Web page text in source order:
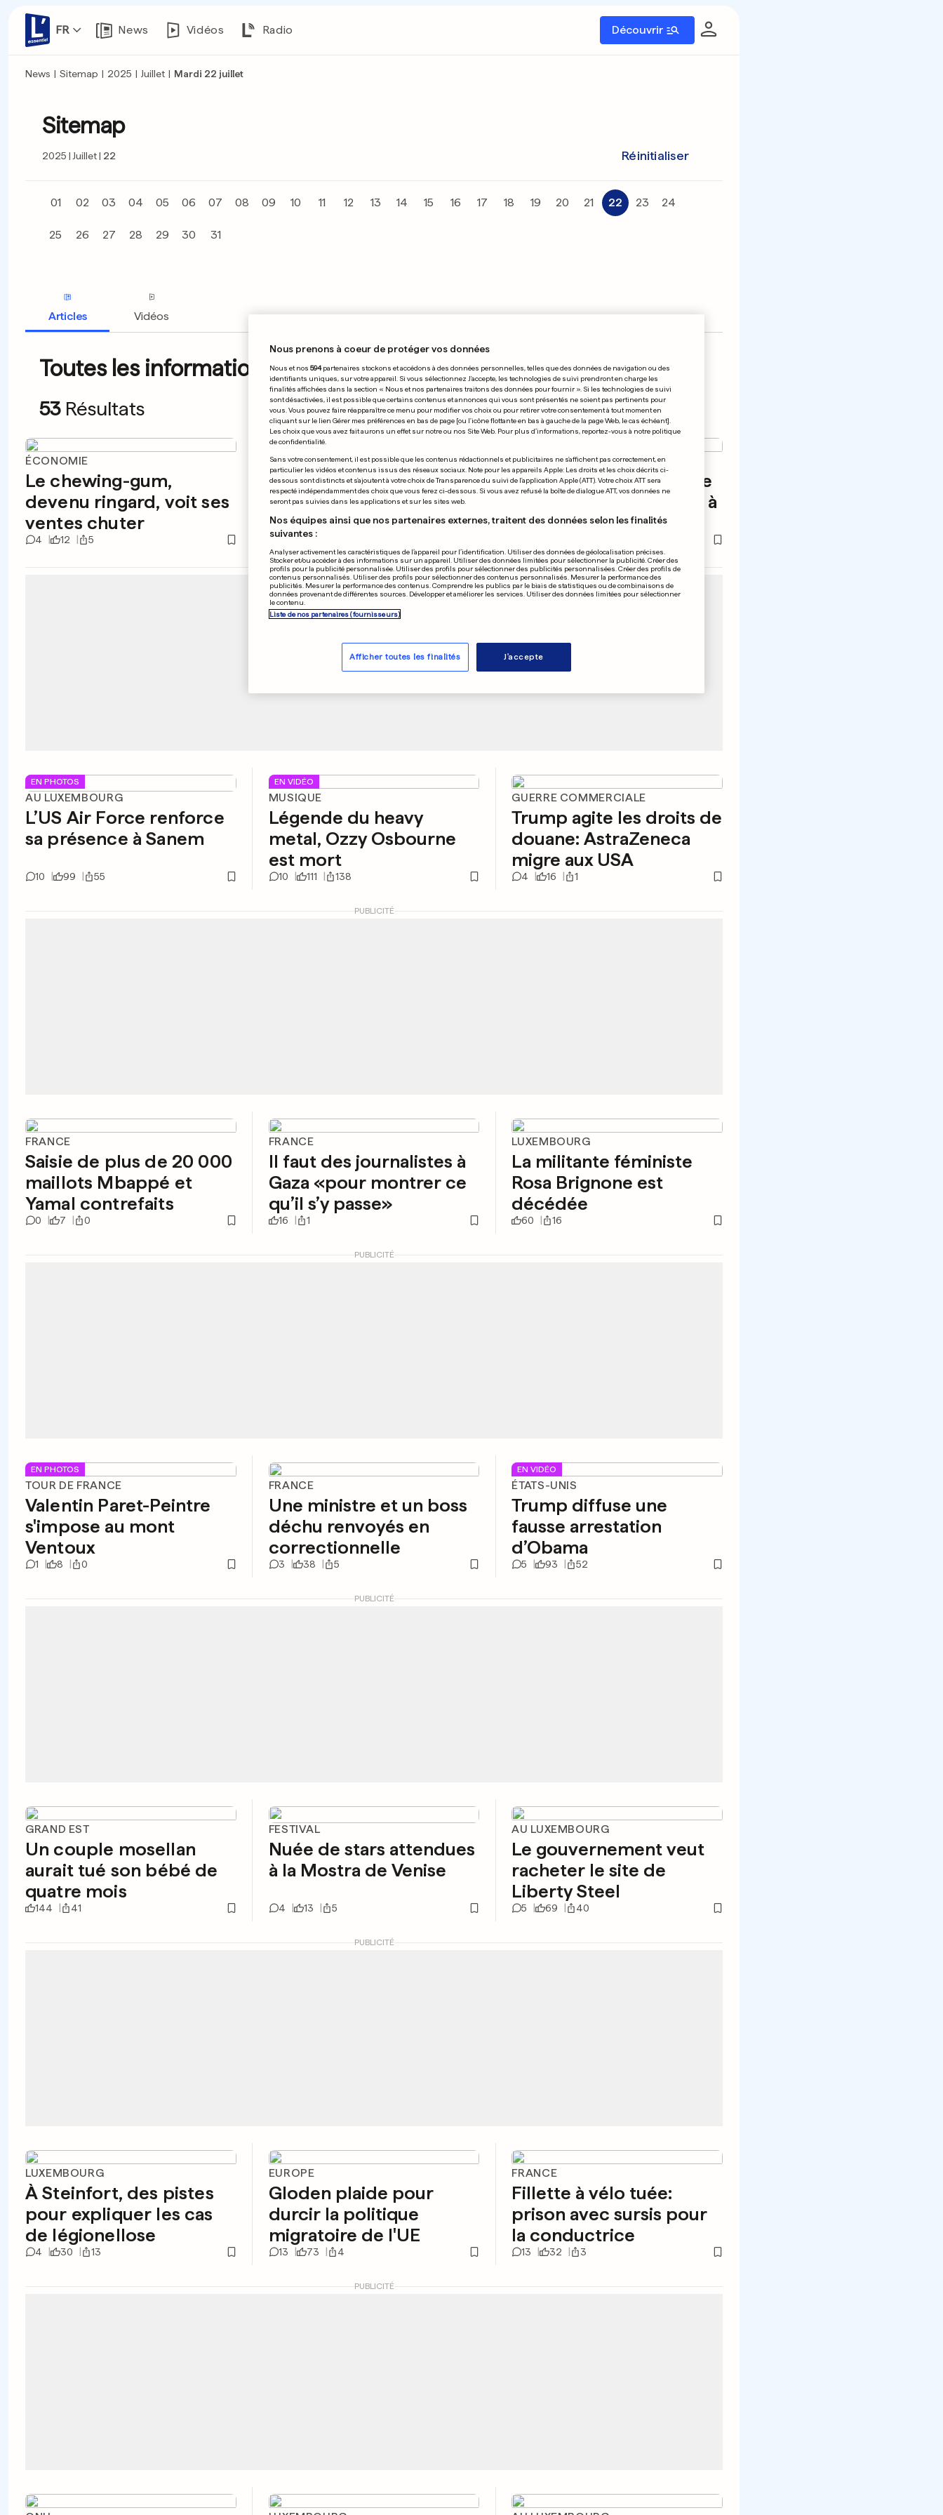
FR News Vidéos Radio Découvrir
News | Sitemap | 2025 | Juillet | Mardi 22 juillet
Sitemap
2025 Juillet 22 Réinitialiser
01 02 03 04 05 06 07 08 09 10 11 12 13 14 15 16 17 18 19 20 21 22 23 24
25 26 27 28 29 30 31
Articles Vidéos
Toutes les informations du 22.07.2025
53 Résultats
ÉCONOMIE
Le chewing-gum,
devenu ringard, voit ses
ventes chuter
4 12 5
ÉTATS-UNIS
Columbia se soumet au
diktat de Trump
5 36
ISRAËL
L’extrême droite finalise
son projet de «riviera» à
Gaza
PUBLICITÉ
EN PHOTOS
AU LUXEMBOURG
L’US Air Force renforce
sa présence à Sanem
10 99 55
EN VIDÉO
MUSIQUE
Légende du heavy
metal, Ozzy Osbourne
est mort
10 111 138
GUERRE COMMERCIALE
Trump agite les droits de
douane: AstraZeneca
migre aux USA
4 16 1
PUBLICITÉ
FRANCE
Saisie de plus de 20 000
maillots Mbappé et
Yamal contrefaits
0 7 0
FRANCE
Il faut des journalistes à
Gaza «pour montrer ce
qu’il s’y passe»
16 1
LUXEMBOURG
La militante féministe
Rosa Brignone est
décédée
60 16
PUBLICITÉ
EN PHOTOS
TOUR DE FRANCE
Valentin Paret-Peintre
s'impose au mont
Ventoux
1 8 0
FRANCE
Une ministre et un boss
déchu renvoyés en
correctionnelle
3 38 5
EN VIDÉO
ÉTATS-UNIS
Trump diffuse une
fausse arrestation
d’Obama
5 93 52
PUBLICITÉ
GRAND EST
Un couple mosellan
aurait tué son bébé de
quatre mois
144 41
FESTIVAL
Nuée de stars attendues
à la Mostra de Venise
4 13 5
AU LUXEMBOURG
Le gouvernement veut
racheter le site de
Liberty Steel
5 69 40
PUBLICITÉ
LUXEMBOURG
À Steinfort, des pistes
pour expliquer les cas
de légionellose
4 30 13
EUROPE
Gloden plaide pour
durcir la politique
migratoire de l'UE
13 73 4
FRANCE
Fillette à vélo tuée:
prison avec sursis pour
la conductrice
13 32 3
PUBLICITÉ
Nous prenons à coeur de protéger vos données
Nous et nos 594partenaires stockons et accédons à des données personnelles, telles que des données de navigation ou des
identifiants uniques, sur votre appareil. Si vous sélectionnez J'accepte, les technologies de suivi prendront en charge les
finalités affichées dans la section « Nous et nos partenaires traitons des données pour fournir ». Si les technologies de suivi
sont désactivées, il est possible que certains contenus et annonces qui vous sont présentés ne soient pas pertinents pour
vous. Vous pouvez faire réapparaître ce menu pour modifier vos choix ou pour retirer votre consentement à tout moment en
cliquant sur le lien Gérer mes préférences en bas de page [ou l'icône flottante en bas à gauche de la page Web, le cas échéant].
Les choix que vous avez fait aurons un effet sur notre ou nos Site Web. Pour plus d’informations, reportez-vous à notre politique
de confidentialité.
Sans votre consentement, il est possible que les contenus rédactionnels et publicitaires ne s'affichent pas correctement, en
particulier les vidéos et contenus issus des réseaux sociaux. Note pour les appareils Apple: Les droits et les choix décrits ci-
dessous sont distincts et s'ajoutent à votre choix de Transparence du suivi de l'application Apple (ATT). Votre choix ATT sera
respecté indépendamment des choix que vous ferez ci-dessous. Si vous avez refusé la boîte de dialogue ATT, vos données ne
seront pas suivies dans les applications et sur les sites web.
Nos équipes ainsi que nos partenaires externes, traitent des données selon les finalités
suivantes :
Analyser activement les caractéristiques de l’appareil pour l’identification. Utiliser des données de géolocalisation précises.
Stocker et/ou accéder à des informations sur un appareil. Utiliser des données limitées pour sélectionner la publicité. Créer des
profils pour la publicité personnalisée. Utiliser des profils pour sélectionner des publicités personnalisées. Créer des profils de
contenus personnalisés. Utiliser des profils pour sélectionner des contenus personnalisés. Mesurer la performance des
publicités. Mesurer la performance des contenus. Comprendre les publics par le biais de statistiques ou de combinaisons de
données provenant de différentes sources. Développer et améliorer les services. Utiliser des données limitées pour sélectionner
le contenu.
Liste de nos partenaires (fournisseurs)
Afficher toutes les finalités J'accepte